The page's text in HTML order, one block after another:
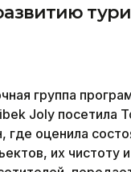
группа
Joly посетила
где оценила
их чистоту